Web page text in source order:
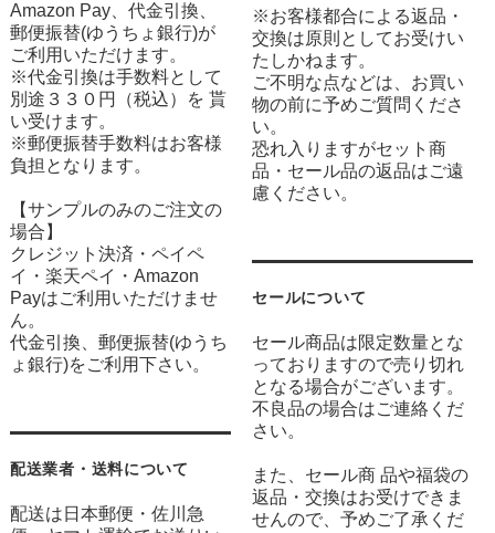
Amazon Pay、代金引換、
郵便振替(ゆうちょ銀行)が
ご利用いただけます。
※代金引換は手数料として
別途３３０円（税込）を 貰
い受けます。
※郵便振替手数料はお客様
負担となります。
【サンプルのみのご注文の
場合】
クレジット決済・ペイペ
イ・楽天ペイ・Amazon
Payはご利用いただけませ
ん。
代金引換、郵便振替(ゆうち
ょ銀行)をご利用下さい。
配送業者・送料について
配送は日本郵便・佐川急
※お客様都合による返品・
交換は原則としてお受けい
たしかねます。
ご不明な点などは、お買い
物の前に予めご質問くださ
い。
恐れ入りますがセット商
品・セール品の返品はご遠
慮ください。
セールについて
セール商品は限定数量とな
っておりますので売り切れ
となる場合がございます。
不良品の場合はご連絡くだ
さい。
また、セール商 品や福袋の
返品・交換はお受けできま
せんので、予めご了承くだ